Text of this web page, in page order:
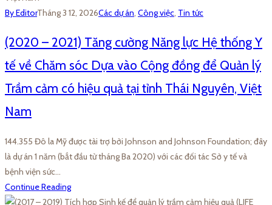
By EditorTháng 3 12, 2026Các dự án, Công việc, Tin tức
(2020 – 2021) Tăng cường Năng lực Hệ thống Y
tế về Chăm sóc Dựa vào Cộng đồng để Quản lý
Trầm cảm có hiệu quả tại tỉnh Thái Nguyên, Việt
Nam
144.355 Đô la Mỹ được tài trợ bởi Johnson and Johnson Foundation; đây
là dự án 1 năm (bắt đầu từ tháng Ba 2020) với các đối tác Sở y tế và
bệnh viện sức…
Continue Reading